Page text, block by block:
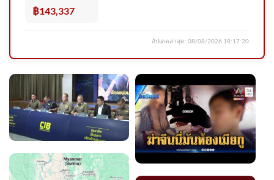
ข่
฿143,337
อัปเดตล่าสุด: 08/08/2026 18:17:20